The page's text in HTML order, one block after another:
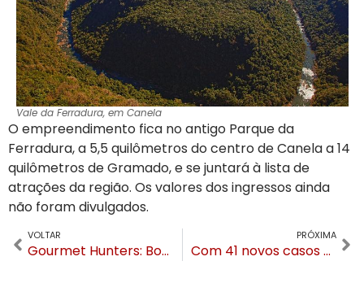
Vale da Ferradura, em Canela
O empreendimento fica no antigo Parque da
Ferradura, a 5,5 quilômetros do centro de Canela a 14
quilômetros de Gramado, e se juntará à lista de
atrações da região. Os valores dos ingressos ainda
não foram divulgados.
VOLTAR
Gourmet Hunters: Bomba! “O Futuro vai ter gosto de Papelão e Cloroquina radioativa” diz Paola Corsella
PRÓXIMA
Com 41 novos casos de Coronavírus em 24h Gramado bate recorde de novas infecções